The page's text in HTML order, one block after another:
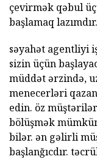
çevirmək qəbul
başlamaq lazımdır.
səyahət agentliyi
sizin üçün
müddət ərzində,
menecerləri
edin. öz
bölüşmək
bilər. ən gəlirli
başlanğıcdır.